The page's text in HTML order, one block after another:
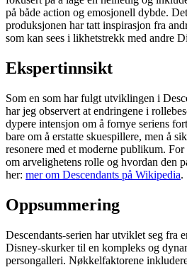
på både action og emosjonell dybde.
produksjonen har tatt inspirasjon fra
som kan sees i likhetstrekk med andre
Ekspertinnsikt
Som en som har fulgt utviklingen i
har jeg observert at endringene i
dypere intensjon om å fornye seriens
bare om å erstatte skuespillere, men å
resonere med et moderne publikum.
om arvelighetens rolle og hvordan den
her: mer om Descendants på Wikipedia.
Oppsummering
Descendants-serien har utviklet seg fra
Disney-skurker til en kompleks og
persongalleri. Nøkkelfaktorene